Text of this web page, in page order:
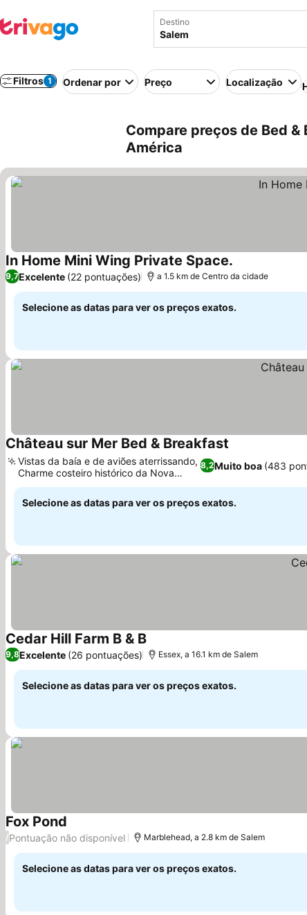
Destino
Filtros 1 Ordenar por Preço Localização
Compare preços de Bed
América
In Home Mini Wing Private Space.
9,7Excelente (22 pontuações) a 1.5 km de Centro da cidade
Selecione as datas para ver os preços exatos.
Château sur Mer Bed & Breakfast
8,2Muito boa (483
Vistas da baía e de aviões aterrissando,
Charme costeiro histórico da Nova
Inglaterra
Selecione as datas para ver os preços exatos.
Cedar Hill Farm B & B
9,8Excelente (26 pontuações) Essex, a 16.1 km de Salem
Selecione as datas para ver os preços exatos.
Fox Pond
/Pontuação não disponível Marblehead, a 2.8 km de Salem
Selecione as datas para ver os preços exatos.